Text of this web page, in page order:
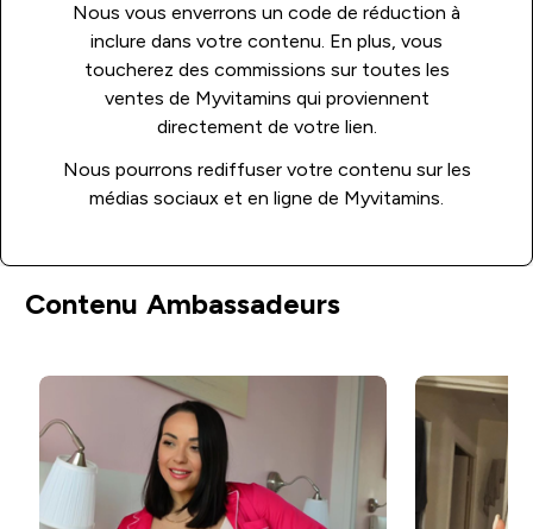
Nous vous enverrons un code de réduction à
inclure dans votre contenu. En plus, vous
toucherez des commissions sur toutes les
ventes de Myvitamins qui proviennent
directement de votre lien.
Nous pourrons rediffuser votre contenu sur les
médias sociaux et en ligne de Myvitamins.
Contenu Ambassadeurs